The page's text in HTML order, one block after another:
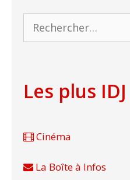
Rechercher :
Les plus IDJ
Cinéma
La Boîte à Infos